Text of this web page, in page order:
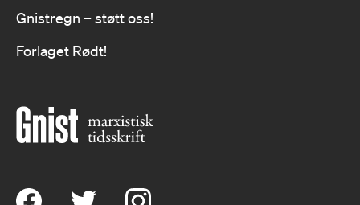
Gnistregn – støtt oss!
Forlaget Rødt!